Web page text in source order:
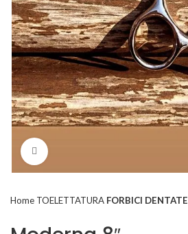
Home TOELETTATURA FORBICI DENTATE